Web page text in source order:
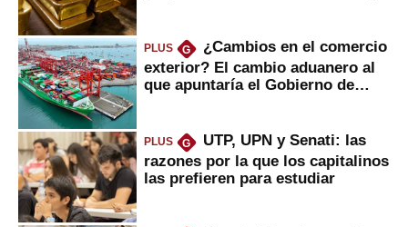
PLUS G
¿Cambios en el comercio
exterior? El cambio aduanero al
que apuntaría el Gobierno de
PLUS G
UTP, UPN y Senati: las
razones por la que los capitalinos
las prefieren para estudiar